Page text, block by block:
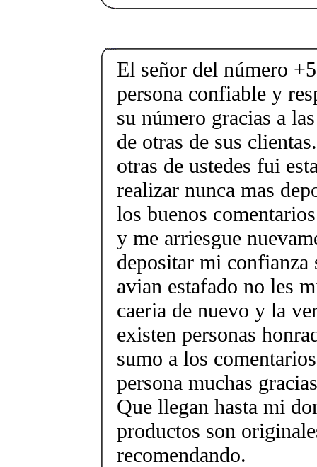
El señor del número
persona confiable y
su número gracias a
de otras de sus
otras de ustedes fui
realizar nunca mas
los buenos
y me arriesgue
depositar mi confianza
avian estafado no les
caeria de nuevo y la
existen personas
sumo a los
persona muchas
Que llegan hasta mi
productos son
recomendando.